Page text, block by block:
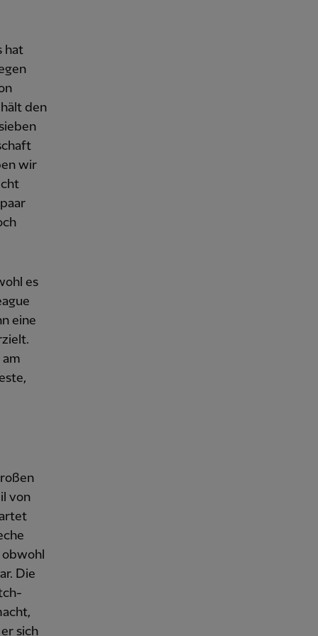
hat
den
wir
es
eine
am
von
Die
sich